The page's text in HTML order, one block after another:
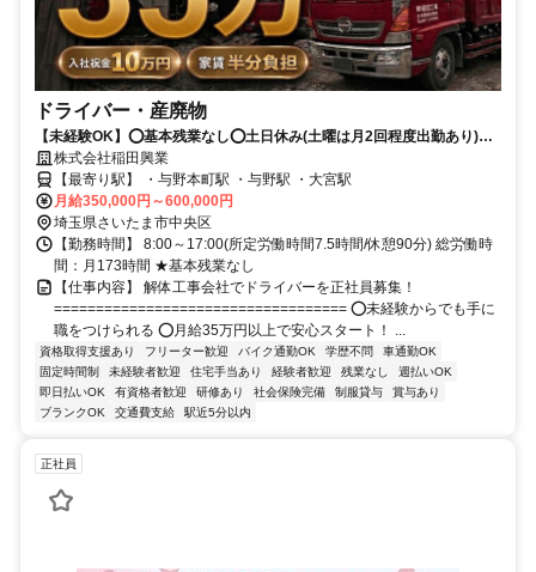
ドライバー・産廃物
【未経験OK】⭕基本残業なし⭕土日休み(土曜は月2回程度出勤あり)⭕
長期休暇あり⭕寮・社宅完備＆住宅手当あり
株式会社稲田興業
【最寄り駅】 ・与野本町駅 ・与野駅 ・大宮駅
月給350,000円～600,000円
埼玉県さいたま市中央区
【勤務時間】 8:00～17:00(所定労働時間7.5時間/休憩90分) 総労働時
間：月173時間 ★基本残業なし
【仕事内容】 解体工事会社でドライバーを正社員募集！
=================================== ⭕未経験からでも手に
職をつけられる ⭕月給35万円以上で安心スタート！ ...
資格取得支援あり フリーター歓迎 バイク通勤OK 学歴不問
車通勤OK
固定時間制
未経験者歓迎 住宅手当あり 経験者歓迎 残業なし
週払いOK
即日払いOK
有資格者歓迎 研修あり 社会保険完備 制服貸与
賞与あり
ブランクOK
交通費支給 駅近5分以内
正社員